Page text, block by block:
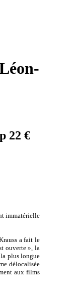
22 €
immatérielle
a fait le
ouverte », la
plus longue
délocalisée
aux films